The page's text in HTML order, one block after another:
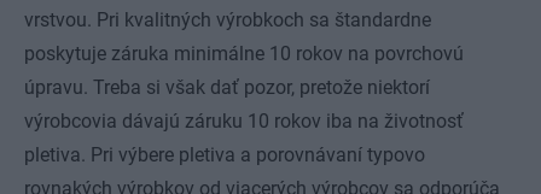
vrstvou. Pri kvalitných výrobkoch sa štandardne
poskytuje záruka minimálne 10 rokov na povrchovú
úpravu. Treba si však dať pozor, pretože niektorí
výrobcovia dávajú záruku 10 rokov iba na životnosť
pletiva. Pri výbere pletiva a porovnávaní typovo
rovnakých výrobkov od viacerých výrobcov sa odporúča